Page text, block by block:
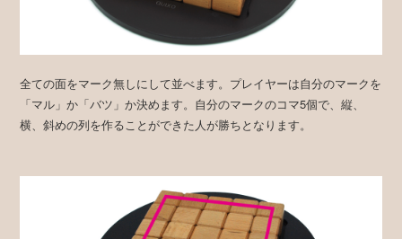
全ての面をマーク無しにして並べます。プレイヤーは自分のマークを
「マル」か「バツ」か決めます。自分のマークのコマ5個で、縦、
横、斜めの列を作ることができた人が勝ちとなります。